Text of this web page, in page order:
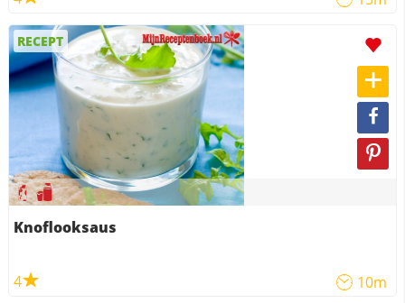
RECEPT
Knoflooksaus
4 10m